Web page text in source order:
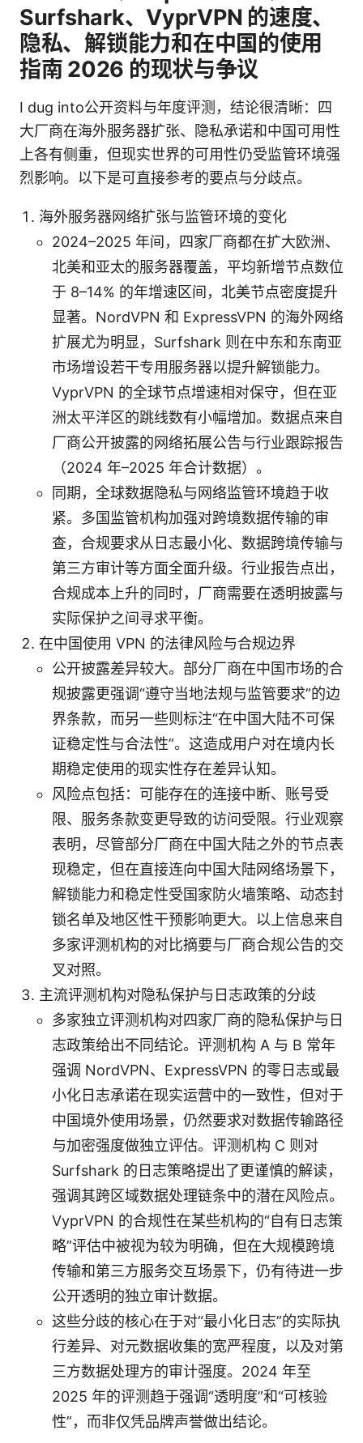
Surfshark、VyprVPN 的速度、
隐私、解锁能力和在中国的使用
指南 2026 的现状与争议
I dug into公开资料与年度评测，结论很清晰：四
大厂商在海外服务器扩张、隐私承诺和中国可用性
上各有侧重，但现实世界的可用性仍受监管环境强
烈影响。以下是可直接参考的要点与分歧点。
海外服务器网络扩张与监管环境的变化
2024–2025 年间，四家厂商都在扩大欧洲、
北美和亚太的服务器覆盖，平均新增节点数位
于 8–14% 的年增速区间，北美节点密度提升
显著。NordVPN 和 ExpressVPN 的海外网络
扩展尤为明显，Surfshark 则在中东和东南亚
市场增设若干专用服务器以提升解锁能力。
VyprVPN 的全球节点增速相对保守，但在亚
洲太平洋区的跳线数有小幅增加。数据点来自
厂商公开披露的网络拓展公告与行业跟踪报告
（2024 年–2025 年合计数据）。
同期，全球数据隐私与网络监管环境趋于收
紧。多国监管机构加强对跨境数据传输的审
查，合规要求从日志最小化、数据跨境传输与
第三方审计等方面全面升级。行业报告点出，
合规成本上升的同时，厂商需要在透明披露与
实际保护之间寻求平衡。
在中国使用 VPN 的法律风险与合规边界
公开披露差异较大。部分厂商在中国市场的合
规披露更强调“遵守当地法规与监管要求”的边
界条款，而另一些则标注“在中国大陆不可保
证稳定性与合法性”。这造成用户对在境内长
期稳定使用的现实性存在差异认知。
风险点包括：可能存在的连接中断、账号受
限、服务条款变更导致的访问受限。行业观察
表明，尽管部分厂商在中国大陆之外的节点表
现稳定，但在直接连向中国大陆网络场景下，
解锁能力和稳定性受国家防火墙策略、动态封
锁名单及地区性干预影响更大。以上信息来自
多家评测机构的对比摘要与厂商合规公告的交
叉对照。
主流评测机构对隐私保护与日志政策的分歧
多家独立评测机构对四家厂商的隐私保护与日
志政策给出不同结论。评测机构 A 与 B 常年
强调 NordVPN、ExpressVPN 的零日志或最
小化日志承诺在现实运营中的一致性，但对于
中国境外使用场景，仍然要求对数据传输路径
与加密强度做独立评估。评测机构 C 则对
Surfshark 的日志策略提出了更谨慎的解读，
强调其跨区域数据处理链条中的潜在风险点。
VyprVPN 的合规性在某些机构的“自有日志策
略”评估中被视为较为明确，但在大规模跨境
传输和第三方服务交互场景下，仍有待进一步
公开透明的独立审计数据。
这些分歧的核心在于对“最小化日志”的实际执
行差异、对元数据收集的宽严程度，以及对第
三方数据处理方的审计强度。2024 年至
2025 年的评测趋于强调“透明度”和“可核验
性”，而非仅凭品牌声誉做出结论。